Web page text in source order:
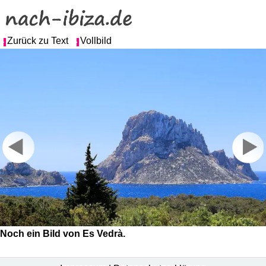
Zurück zu Text Vollbild
Noch ein Bild von Es Vedrà.